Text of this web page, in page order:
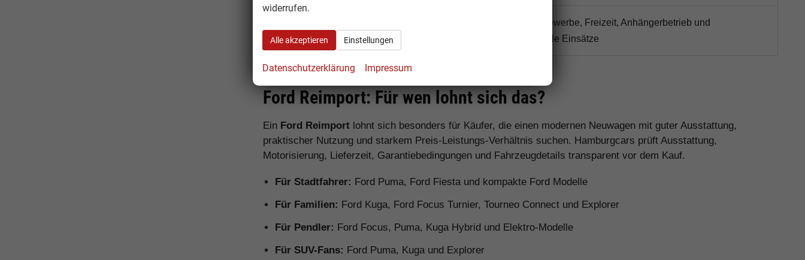
Robust für Gewerbe, Freizeit, Anhängerbetrieb und
anspruchsvolle Einsätze
Ford Reimport: Für wen lohnt sich das?
Ein Ford Reimport lohnt sich besonders für Käufer, die einen modernen Neuwagen mit guter Ausstattung,
praktischer Nutzung und starkem Preis-Leistungs-Verhältnis suchen. Hamburgcars prüft Ausstattung,
Motorisierung, Lieferzeit, Garantiebedingungen und Fahrzeugdetails transparent vor dem Kauf.
Für Stadtfahrer: Ford Puma, Ford Fiesta und kompakte Ford Modelle
Für Familien: Ford Kuga, Ford Focus Turnier, Tourneo Connect und Explorer
Für Pendler: Ford Focus, Puma, Kuga Hybrid und Elektro-Modelle
Für SUV-Fans: Ford Puma, Kuga und Explorer
widerrufen.
Alle akzeptieren Einstellungen
Datenschutzerklärung Impressum